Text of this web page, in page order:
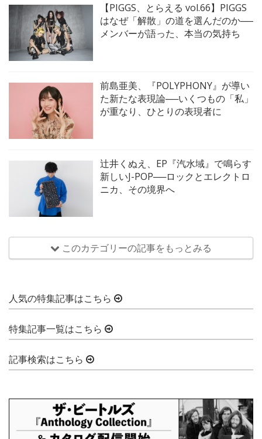
【PIGGS、とらえる vol.66】PIGGS
はなぜ「解散」の道を選んだのか──
メンバーが語った、本当の気持ち
前島亜美、『POLYPHONY』が導い
た新たな表現論──いくつもの「私」
が重なり、ひとりの表現者に
辻井くぬえ、EP『汽水域』で鳴らす
新しいJ-POP──ロックとエレクトロ
ニカ、その境界へ
このカテゴリーの記事をもっとみる
人気の特集記事はこちら
特集記事一覧はこちら
記事検索はこちら